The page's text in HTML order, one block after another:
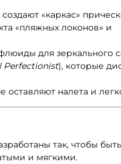
«каркас»
«пляжных локонов» и
для зеркального
Perfectionist), которые
оставляют налета и
так, чтобы
и мягкими.